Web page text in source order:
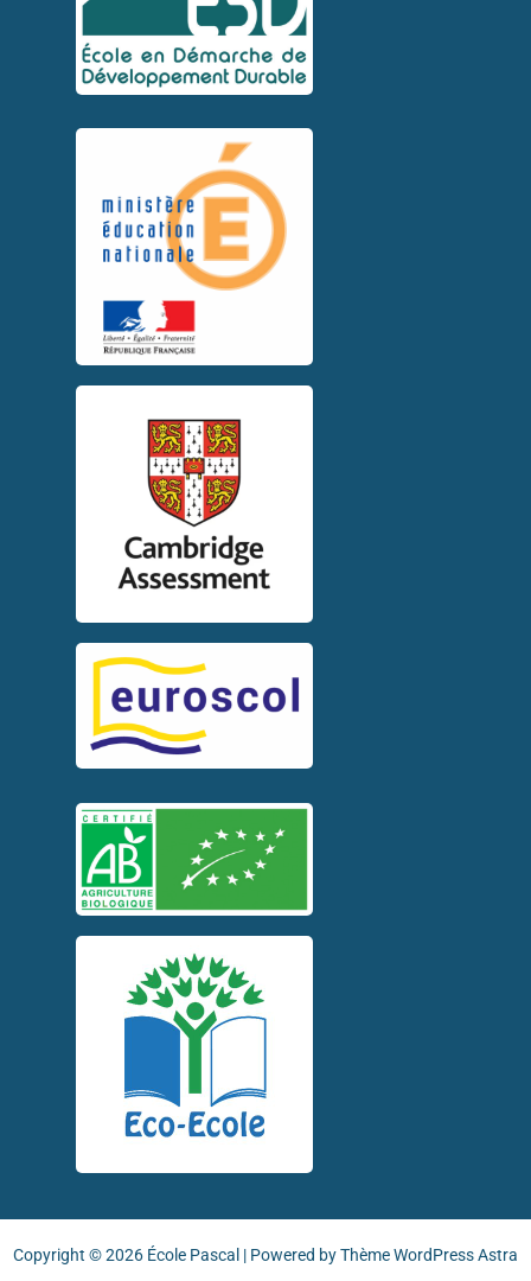
Copyright © 2026 École Pascal | Powered byThème WordPress Astra